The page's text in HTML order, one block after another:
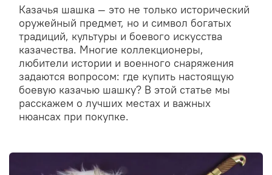
Казачья шашка — это не только исторический
оружейный предмет, но и символ богатых
традиций, культуры и боевого искусства
казачества. Многие коллекционеры,
любители истории и военного снаряжения
задаются вопросом: где купить настоящую
боевую казачью шашку? В этой статье мы
расскажем о лучших местах и важных
нюансах при покупке.